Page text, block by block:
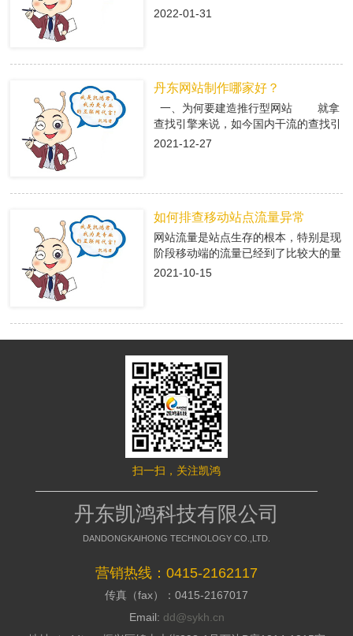
2022-01-31
丹东网站制作哪家好？
一、为何要建造推行型网站 就拿
查找引擎来说，如今国内干流的查找引
擎baidu、360、搜狗有着大量的用户
导进入推行型网站中，使用推行型网站
有的优势，转化成客户; 二、丹东
网站制作是怎么挑选专业的搭站公司
背后都是一个高额的订单，假如不能做
到询盘转化，那意味着网络推行是失败
的，所以要明白的了解搭站公司的策划
才干; 2、看搭站公司的美工规划才
干 美工的才干决议推行型网站留
给用户的形象，如今的消费者不缺少内
容，缺少的是视觉，如今市面上的网站
都是千人一面的，当访客户，发现一个
公司的形象，情不自禁的即是深化浏
览，招引用户，提高方针客户对公司的
好感; 3、看搭站公司的搭站才干
系，如今市面上很多的建站公司都是仿
制别人的，可以把外观做到相似，可是
后台系能却相差万里，很多的仿站的建
2021-12-27
如何排查移动站点流量异常
网站流量是站点生存的根本，特别是现
阶段移动端的流量已经到了比较大的量
级。移动端网站有流量了，每天就会有
深专家们向大家介绍了移动端流量异常
的解决方案。 什么是移动端流量
异常? 移动端流量异常可以通过平
台两个渠道数据判断： 1、 站长平
台流量与关键词的工具 2、 移动适
配中的移动适配状态曲线图 这两
个地方如果出现流量突然间下降50%以
上，且持续性降低，四五天后流量没有
明显涨幅的。 移动端的排查流程
如果出现上述现象，建议大家按照
下面流程图进行排查 索引量下降
常见原因及解决方案
id=331 站点流量异常追查文档
http://zhanzhang.baidu.com/college/
id=221 纯移动站、代码适配，自
适应与跳转适配有些不同，所以根据站
2021-10-15
扫一扫，关注凯鸿
丹东凯鸿科技有限公司
DANDONGKAIHONG TECHNOLOGY CO.,LTD.
营销热线：0415-2162117
传真（fax）：0415-2167017
Email: dd@sykh.cn